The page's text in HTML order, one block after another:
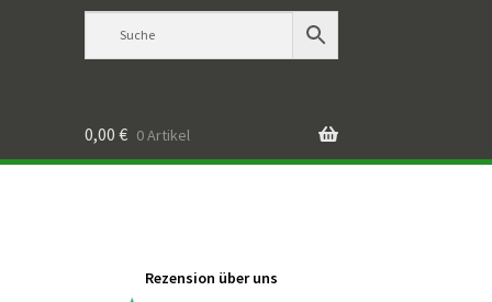
0,00 € 0 Artikel
Rezension über uns